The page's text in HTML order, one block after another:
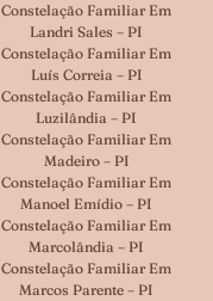
Constelação Familiar Em
Landri Sales – PI
Constelação Familiar Em
Luís Correia – PI
Constelação Familiar Em
Luzilândia – PI
Constelação Familiar Em
Madeiro – PI
Constelação Familiar Em
Manoel Emídio – PI
Constelação Familiar Em
Marcolândia – PI
Constelação Familiar Em
Marcos Parente – PI